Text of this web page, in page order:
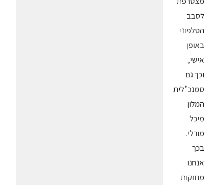
לסבב
הטלפוני
באופן
אישי,
וכך גם
סמנכ"לית
המלון
מיכל
מורלי.
בכך
אנחנו
מחזקות